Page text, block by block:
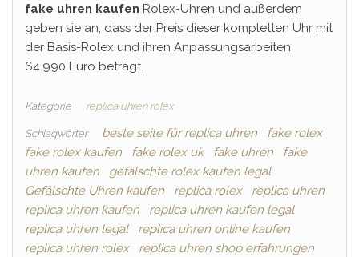
fake uhren kaufen Rolex-Uhren und außerdem
geben sie an, dass der Preis dieser kompletten Uhr mit
der Basis-Rolex und ihren Anpassungsarbeiten
64.990 Euro beträgt.
Kategorie replica uhren rolex
Schlagwörter beste seite für replica uhren
fake rolex
fake rolex kaufen
fake rolex uk fake uhren
fake
uhren kaufen
gefälschte rolex kaufen legal
Gefälschte Uhren kaufen
replica rolex
replica uhren
replica uhren kaufen
replica uhren kaufen legal
replica uhren legal
replica uhren online kaufen
replica uhren rolex
replica uhren shop erfahrungen